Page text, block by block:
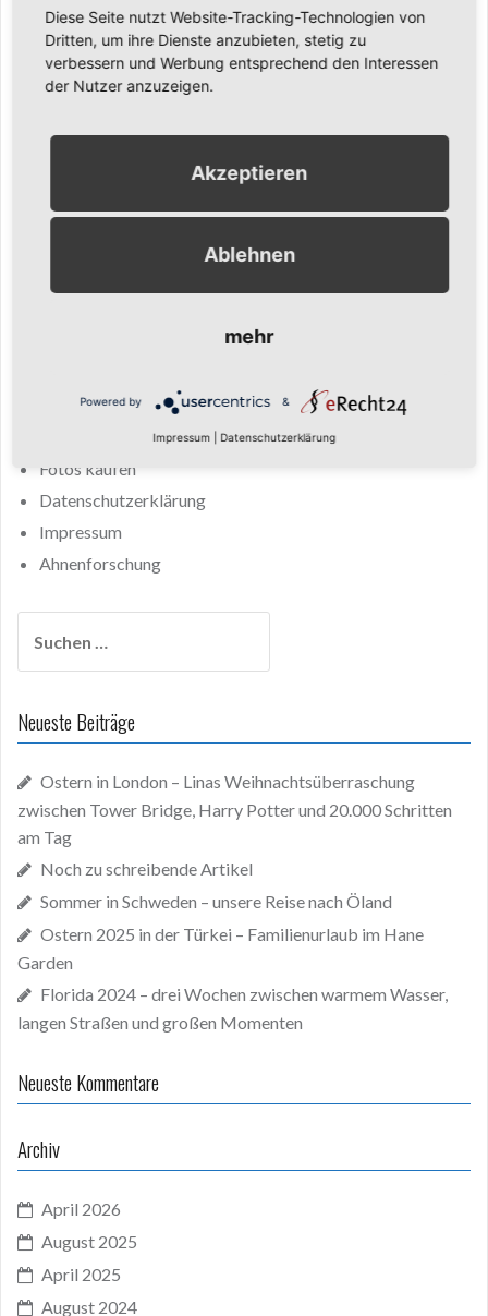
[ZEIGE EINE SLIDESHOW]
Startseite
Fotos kaufen
Datenschutzerklärung
Impressum
Ahnenforschung
nach:
Neueste Beiträge
Ostern in London – Linas Weihnachtsüberraschung
zwischen Tower Bridge, Harry Potter und 20.000 Schritten
am Tag
Noch zu schreibende Artikel
Sommer in Schweden – unsere Reise nach Öland
Ostern 2025 in der Türkei – Familienurlaub im Hane
Garden
Florida 2024 – drei Wochen zwischen warmem Wasser,
langen Straßen und großen Momenten
Neueste Kommentare
Archiv
April 2026
August 2025
April 2025
August 2024
Diese Seite nutzt Website-Tracking-Technologien von
Dritten, um ihre Dienste anzubieten, stetig zu
verbessern und Werbung entsprechend den Interessen
der Nutzer anzuzeigen.
Akzeptieren
Ablehnen
mehr
Powered by &
Impressum Datenschutzerklärung